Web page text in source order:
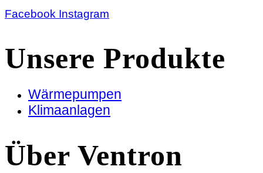
Facebook Instagram
Unsere Produkte
Wärmepumpen
Klimaanlagen
Über Ventron